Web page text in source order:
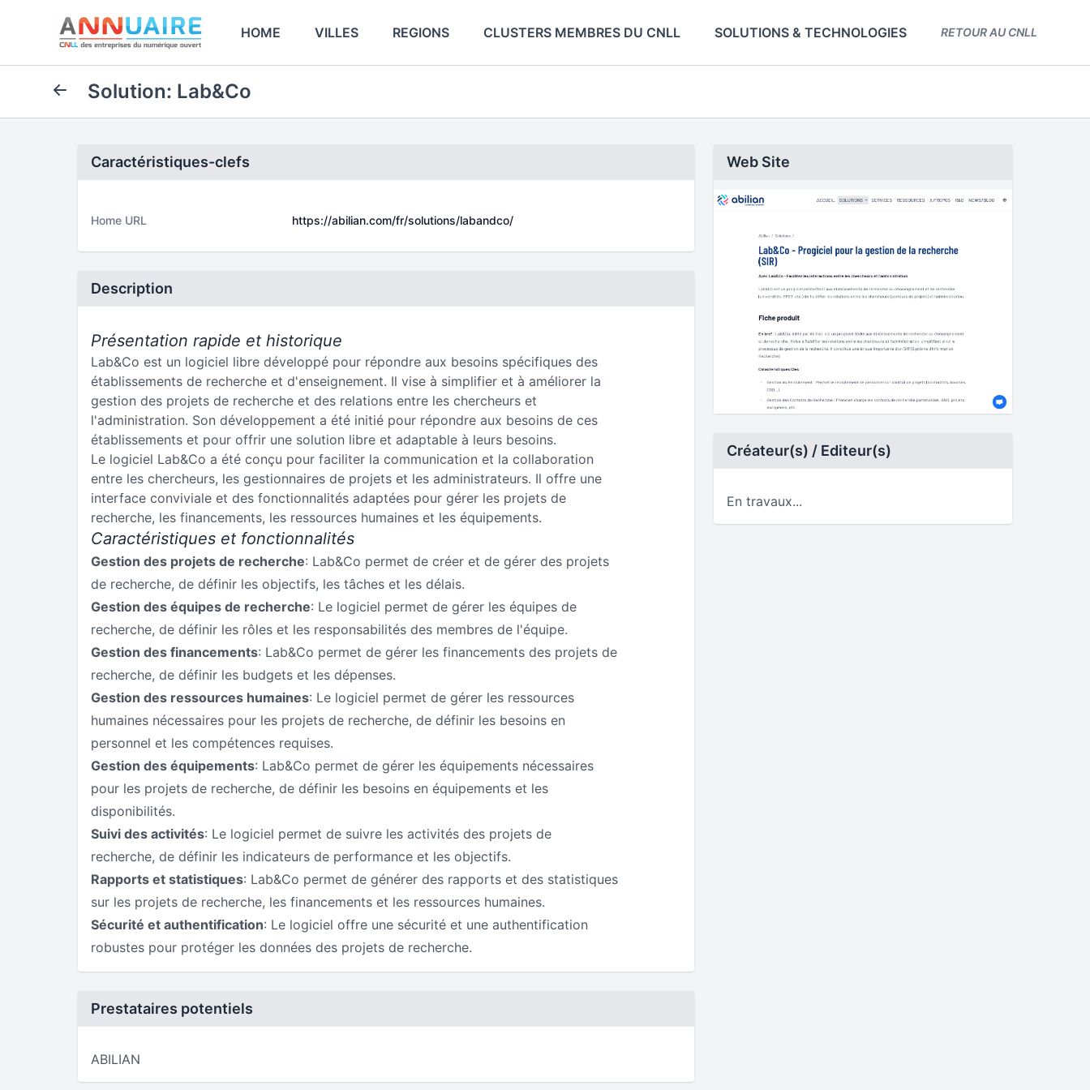
HOME VILLES REGIONS CLUSTERS MEMBRES DU CNLL SOLUTIONS & TECHNOLOGIES RETOUR AU CNLL
Solution: Lab&Co
Caractéristiques-clefs
Home URL https://abilian.com/fr/solutions/labandco/
Description
Présentation rapide et historique
Lab&Co est un logiciel libre développé pour répondre aux besoins spécifiques des
établissements de recherche et d'enseignement. Il vise à simplifier et à améliorer la
gestion des projets de recherche et des relations entre les chercheurs et
l'administration. Son développement a été initié pour répondre aux besoins de ces
établissements et pour offrir une solution libre et adaptable à leurs besoins.
Le logiciel Lab&Co a été conçu pour faciliter la communication et la collaboration
entre les chercheurs, les gestionnaires de projets et les administrateurs. Il offre une
interface conviviale et des fonctionnalités adaptées pour gérer les projets de
recherche, les financements, les ressources humaines et les équipements.
Caractéristiques et fonctionnalités
Gestion des projets de recherche: Lab&Co permet de créer et de gérer des projets
de recherche, de définir les objectifs, les tâches et les délais.
Gestion des équipes de recherche: Le logiciel permet de gérer les équipes de
recherche, de définir les rôles et les responsabilités des membres de l'équipe.
Gestion des financements: Lab&Co permet de gérer les financements des projets de
recherche, de définir les budgets et les dépenses.
Gestion des ressources humaines: Le logiciel permet de gérer les ressources
humaines nécessaires pour les projets de recherche, de définir les besoins en
personnel et les compétences requises.
Gestion des équipements: Lab&Co permet de gérer les équipements nécessaires
pour les projets de recherche, de définir les besoins en équipements et les
disponibilités.
Suivi des activités: Le logiciel permet de suivre les activités des projets de
recherche, de définir les indicateurs de performance et les objectifs.
Rapports et statistiques: Lab&Co permet de générer des rapports et des statistiques
sur les projets de recherche, les financements et les ressources humaines.
Sécurité et authentification: Le logiciel offre une sécurité et une authentification
robustes pour protéger les données des projets de recherche.
Prestataires potentiels
ABILIAN
Web Site
Créateur(s) / Editeur(s)
En travaux...